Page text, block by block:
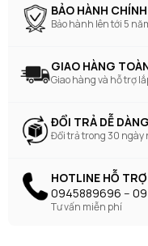
BẢO HÀNH
Bảo hành lên tới 5
GIAO HÀNG
Giao hàng và hỗ trợ
ĐỔI TRẢ DỄ DÀNG
Đổi trả trong 30 ngày
HOTLINE HỖ TRỢ
0945889696 --
Tư vấn miễn phí